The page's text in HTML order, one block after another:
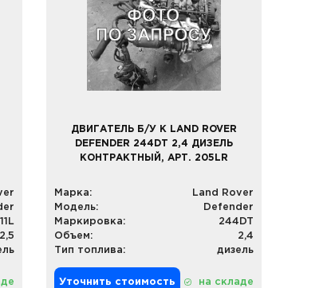
11L
2,5
ДВИГАТЕЛЬ Б/У К LAND ROVER
DEFENDER 244DT 2,4 ДИЗЕЛЬ
КОНТРАКТНЫЙ, АРТ. 205LR
Марка:
Land Rover
Модель:
Defender
Маркировка:
244DT
Объем:
2,4
Тип топлива:
дизель
Уточнить стоимость на складе